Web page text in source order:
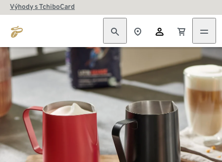
Výhody s TchiboCard